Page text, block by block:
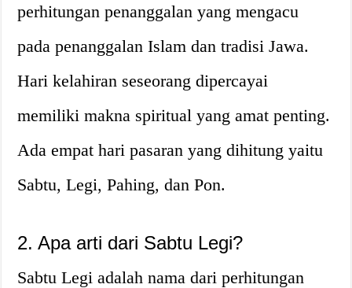
perhitungan penanggalan yang mengacu
pada penanggalan Islam dan tradisi Jawa.
Hari kelahiran seseorang dipercayai
memiliki makna spiritual yang amat penting.
Ada empat hari pasaran yang dihitung yaitu
Sabtu, Legi, Pahing, dan Pon.
2. Apa arti dari Sabtu Legi?
Sabtu Legi adalah nama dari perhitungan